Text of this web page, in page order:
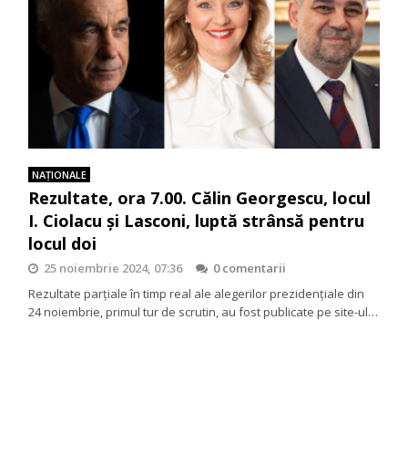
NAŢIONALE
Rezultate, ora 7.00. Călin Georgescu, locul
I. Ciolacu și Lasconi, luptă strânsă pentru
locul doi
25 noiembrie 2024, 07:36
0 comentarii
Rezultate parțiale în timp real ale alegerilor prezidențiale din
24 noiembrie, primul tur de scrutin, au fost publicate pe site-ul…